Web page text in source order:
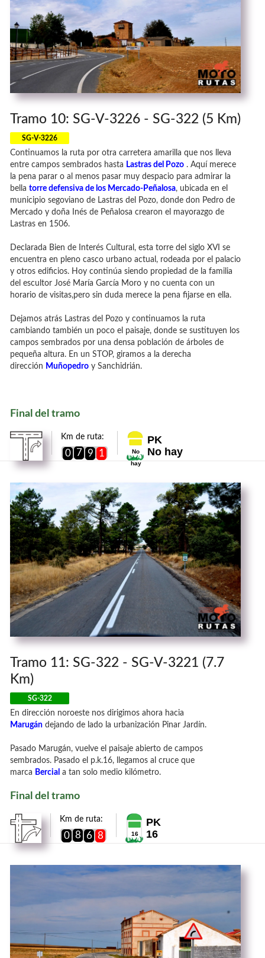
Tramo 10: SG-V-3226 - SG-322 (5 Km)
SG-V-3226
Continuamos la ruta por otra carretera amarilla que nos lleva
entre campos sembrados hasta Lastras del Pozo . Aquí merece
la pena parar o al menos pasar muy despacio para admirar la
bella torre defensiva de los Mercado-Peñalosa, ubicada en el
municipio segoviano de Lastras del Pozo, donde don Pedro de
Mercado y doña Inés de Peñalosa crearon el mayorazgo de
Lastras en 1506.
Declarada Bien de Interés Cultural, esta torre del siglo XVI se
encuentra en pleno casco urbano actual, rodeada por el palacio
y otros edificios. Hoy continúa siendo propiedad de la familia
del escultor José María García Moro y no cuenta con un
horario de visitas,pero sin duda merece la pena fijarse en ella.
Dejamos atrás Lastras del Pozo y continuamos la ruta
cambiando también un poco el paisaje, donde se sustituyen los
campos sembrados por una densa población de árboles de
pequeña altura. En un STOP, giramos a la derecha
dirección Muñopedro y Sanchidrián.
Final del tramo
Km de ruta:
0 7 9 1
No
hay
PK
No hay
Tramo 11: SG-322 - SG-V-3221 (7.7
Km)
SG-322
En dirección noroeste nos dirigimos ahora hacia
Marugán dejando de lado la urbanización Pinar Jardín.
Pasado Marugán, vuelve el paisaje abierto de campos
sembrados. Pasado el p.k.16, llegamos al cruce que
marca Bercial a tan solo medio kilómetro.
Final del tramo
Km de ruta:
0 8 6 8 16
PK
16